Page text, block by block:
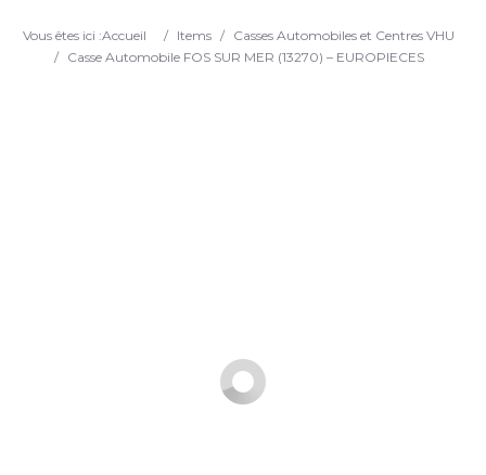
Search
Vous êtes ici :Accueil / Items / Casses Automobiles et Centres VHU
/
Casse Automobile FOS SUR MER (13270) – EUROPIECES